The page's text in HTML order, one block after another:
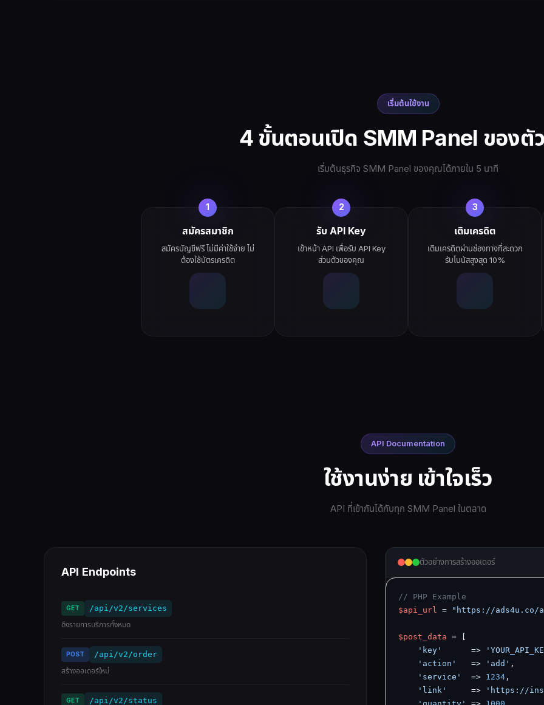
เริ่มต้นใช้งาน
4 ขั้นตอนเปิด SMM Panel ของตั
เริ่มต้นธุรกิจ SMM Panel ของคุณได้ภายใน 5 นาที
1
สมัครสมาชิก
สมัครบัญชีฟรี ไม่มีค่าใช้จ่าย ไม่
ต้องใช้บัตรเครดิต
2
รับ API Key
เข้าหน้า API เพื่อรับ API Key
ส่วนตัวของคุณ
3
เติมเครดิต
เติมเครดิตผ่านช่องทางที่สะดวก
รับโบนัสสูงสุด 10%
API Documentation
ใช้งานง่าย เข้าใจเร็ว
API ที่เข้ากันได้กับทุก SMM Panel ในตลาด
API Endpoints
GET /api/v2/services
ดึงรายการบริการทั้งหมด
POST /api/v2/order
สร้างออเดอร์ใหม่
GET /api/v2/status
ตัวอย่างการสร้างออเดอร์
// PHP Example
$api_url = "https://ads4u.co/
$post_data = [
'key'
      =>
'action'
   =>
'add' ,
'service'
  =>
1234,
'link'
     =>
'https://